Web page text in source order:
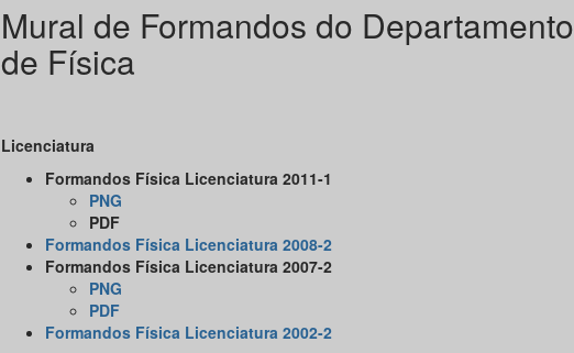
Mural de Formandos do Departamento
de Física
Licenciatura
Formandos Física Licenciatura 2011-1
PNG
PDF
Formandos Física Licenciatura 2008-2
Formandos Física Licenciatura 2007-2
PNG
PDF
Formandos Física Licenciatura 2002-2